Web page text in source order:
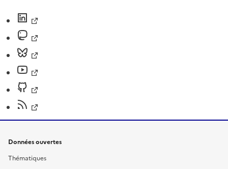
Données ouvertes
Thématiques